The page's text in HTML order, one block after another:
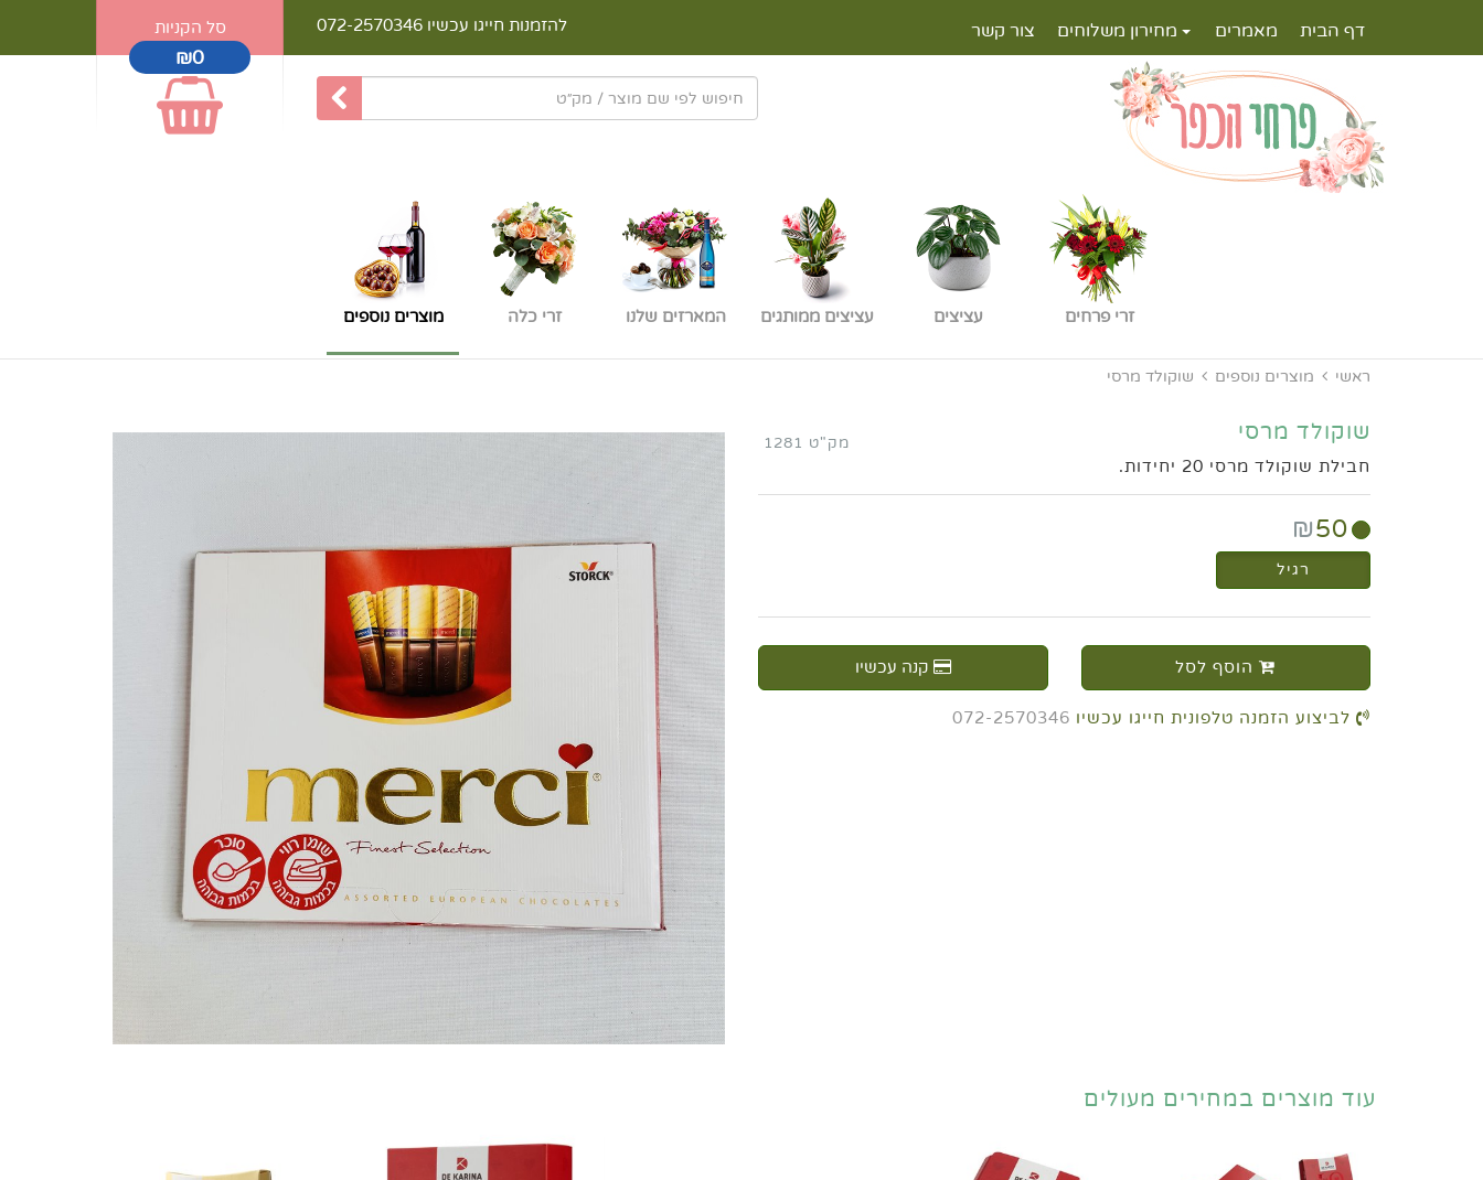
סל הקניות
₪0
להזמנות חייגו עכשיו 072-2570346 דף הבית מאמרים מחירון משלוחים צור קשר
זרי פרחים עציצים עציצים ממותגים המארזים שלנו זרי כלה מוצרים נוספים
ראשי מוצרים נוספים שוקולד מרסי
שוקולד מרסי מק"ט 1281
חבילת שוקולד מרסי 20 יחידות.
₪50
רגיל
הוסף לסל קנה עכשיו
לביצוע הזמנה טלפונית חייגו עכשיו 072-2570346
עוד מוצרים במחירים מעולים